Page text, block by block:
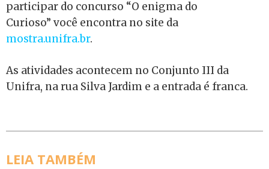
participar do concurso “O enigma do
Curioso” você encontra no site da
mostra.unifra.br.
As atividades acontecem no Conjunto III da
Unifra, na rua Silva Jardim e a entrada é franca.
LEIA TAMBÉM